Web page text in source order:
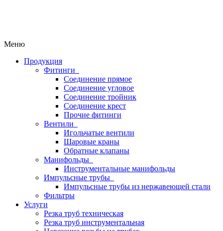
Меню
Продукция
Фитинги
Соединение прямое
Соединение угловое
Соединение тройник
Соединение крест
Прочие фитинги
Вентили
Игольчатые вентили
Шаровые краны
Обратные клапаны
Манифольды
Инструментальные манифольды
Импульсные трубы
Импульсные трубы из нержавеющей стали
Фильтры
Услуги
Резка труб техническая
Резка труб инструментальная